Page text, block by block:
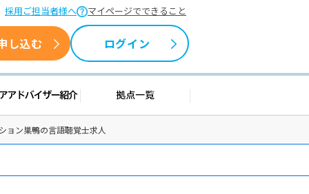
採用ご担当者様へ マイページでできること
し込む ログイン
情報 キャリアアドバイザー紹介拠点一覧
ョン巣鴨の言語聴覚士求人